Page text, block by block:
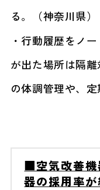
る。（神奈川県）
・行動履歴をノ
が出た場所は隔
の体調管理や、定
■空気改善機
器の採用率